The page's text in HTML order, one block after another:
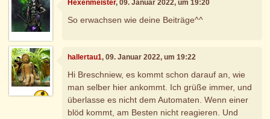
Hexenmeister, 09. Januar 2022, um 19:20
So erwachsen wie deine Beiträge^^
hallertau1, 09. Januar 2022, um 19:22
Hi Breschniew, es kommt schon darauf an, wie
man selber hier ankommt. Ich grüße immer, und
überlasse es nicht dem Automaten. Wenn einer
blöd kommt, am Besten nicht reagieren. Und